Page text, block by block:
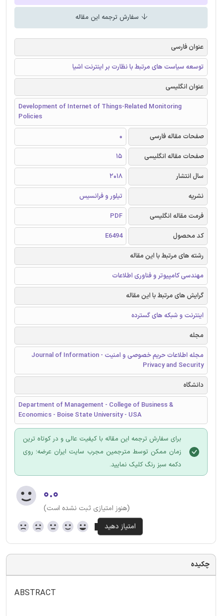
سفارش ترجمه این مقاله
عنوان فارسی
توسعه سیاست های مرتبط با نظارت بر اینترنت اشیا
عنوان انگلیسی
Development of Internet of Things-Related Monitoring
Policies
صفحات مقاله فارسی
0
صفحات مقاله انگلیسی
15
سال انتشار
2018
نشریه
تیلور و فرانسیس
فرمت مقاله انگلیسی
PDF
کد محصول
E6494
رشته های مرتبط با این مقاله
مهندسی کامپیوتر و فناوری اطلاعات
گرایش های مرتبط با این مقاله
اینترنت و شبکه های گسترده
مجله
مجله اطلاعات حریم خصوصی و امنیت - Journal of Information
Privacy and Security
دانشگاه
Department of Management - College of Business &
Economics - Boise State University - USA
برای سفارش ترجمه این مقاله با کیفیت عالی و در کوتاه ترین
زمان ممکن توسط مترجمین مجرب سایت ایران عرضه؛ روی
دکمه سبز رنگ کلیک نمایید.
۰.۰
(هنوز امتیازی ثبت نشده است)
چکیده
ABSTRACT